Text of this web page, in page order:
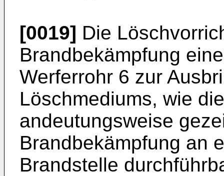
[0019] Die
Brandbekämpfung
Werferrohr 6 zur
Löschmediums, wie
andeutungsweise
Brandbekämpfung an
Brandstelle